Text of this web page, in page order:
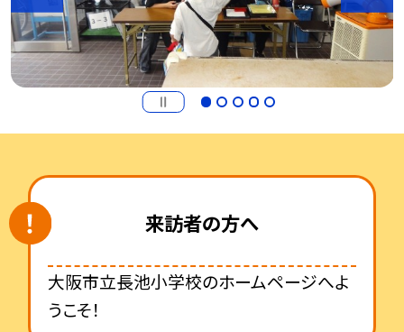
来訪者の方へ
大阪市立長池小学校のホームページへよ
うこそ！